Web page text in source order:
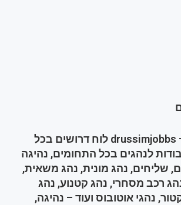
דרושים נהגים – drussimjobbs לוח דרושים בכל
לנהגים בכל התחומים, נהיגה
שליחים, נהג מונית, נהג משאית,
רכב מסחרי, נהג קטנוע, נהג
נהגי אוטובוס ועוד – נהיגה,